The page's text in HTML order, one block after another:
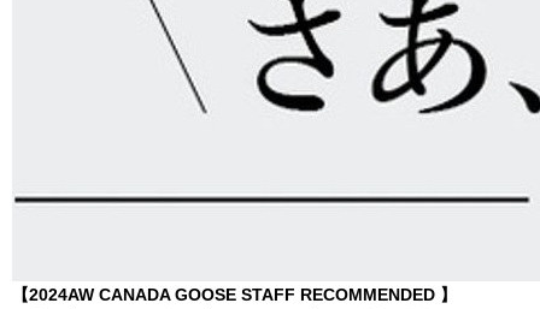
【2024AW CANADA GOOSE STAFF RECOMMENDED 】